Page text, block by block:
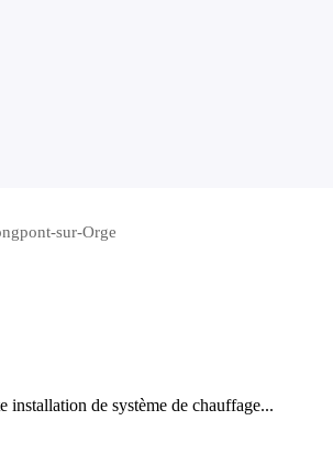
sur-Orge
de système de chauffage...